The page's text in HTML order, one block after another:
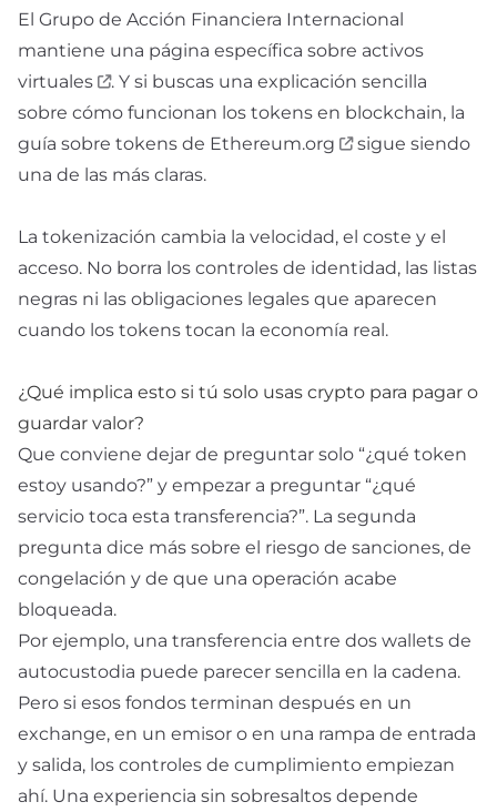
El Grupo de Acción Financiera Internacional
mantiene una página específica sobre activos
virtuales
. Y si buscas una explicación sencilla
sobre cómo funcionan los tokens en blockchain, la
guía sobre tokens de Ethereum.org
sigue siendo
una de las más claras.
La tokenización cambia la velocidad, el coste y el
acceso. No borra los controles de identidad, las listas
negras ni las obligaciones legales que aparecen
cuando los tokens tocan la economía real.
¿Qué implica esto si tú solo usas crypto para pagar o
guardar valor?
Que conviene dejar de preguntar solo “¿qué token
estoy usando?” y empezar a preguntar “¿qué
servicio toca esta transferencia?”. La segunda
pregunta dice más sobre el riesgo de sanciones, de
congelación y de que una operación acabe
bloqueada.
Por ejemplo, una transferencia entre dos wallets de
autocustodia puede parecer sencilla en la cadena.
Pero si esos fondos terminan después en un
exchange, en un emisor o en una rampa de entrada
y salida, los controles de cumplimiento empiezan
ahí. Una experiencia sin sobresaltos depende